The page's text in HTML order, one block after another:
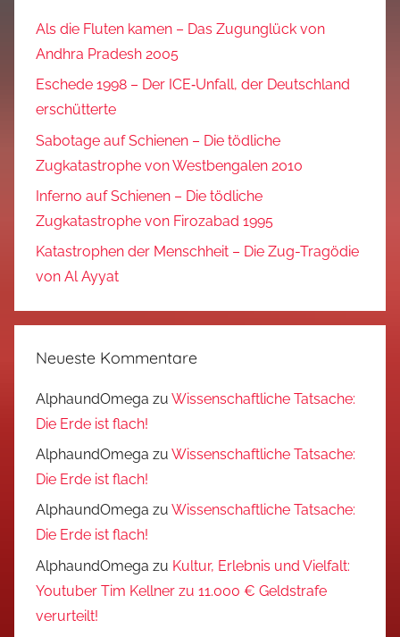
Als die Fluten kamen – Das Zugunglück von
Andhra Pradesh 2005
Eschede 1998 – Der ICE‑Unfall, der Deutschland
erschütterte
Sabotage auf Schienen – Die tödliche
Zugkatastrophe von Westbengalen 2010
Inferno auf Schienen – Die tödliche
Zugkatastrophe von Firozabad 1995
Katastrophen der Menschheit – Die Zug-Tragödie
von Al Ayyat
Neueste Kommentare
AlphaundOmega zu Wissenschaftliche Tatsache:
Die Erde ist flach!
AlphaundOmega zu Wissenschaftliche Tatsache:
Die Erde ist flach!
AlphaundOmega zu Wissenschaftliche Tatsache:
Die Erde ist flach!
AlphaundOmega zu Kultur, Erlebnis und Vielfalt:
Youtuber Tim Kellner zu 11.000 € Geldstrafe
verurteilt!